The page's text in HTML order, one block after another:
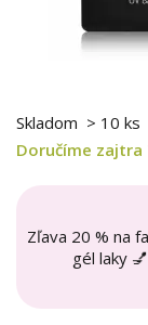
Skladom > 10 ks
Doručíme zajtra
Zľava 20 % na
gél laky 💅